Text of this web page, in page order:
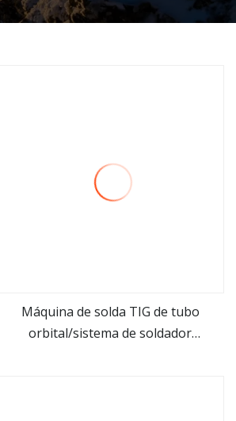
Veja mais
Máquina de solda TIG de tubo
orbital/sistema de soldador